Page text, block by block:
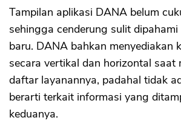
Tampilan aplikasi DANA belum
sehingga cenderung sulit
baru. DANA bahkan menyediakan
secara vertikal dan horizontal saat
daftar layanannya, padahal tidak
berarti terkait informasi yang
keduanya.